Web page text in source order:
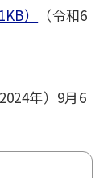
）
（令和6
年）9月6